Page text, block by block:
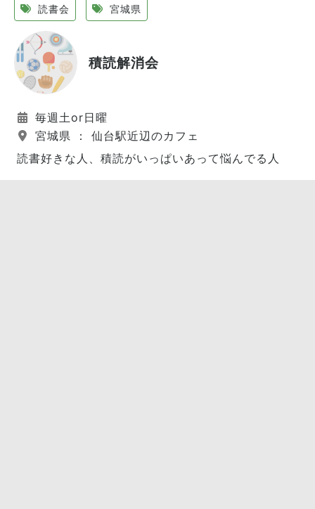
読書会 宮城県
積読解消会
毎週土or日曜
宮城県 ： 仙台駅近辺のカフェ
読書好きな人、積読がいっぱいあって悩んでる人